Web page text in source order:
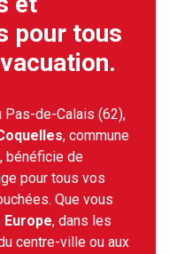
pour tous
Pas-de-Calais (62),
, commune
bénéficie de
pour tous vos
Que vous
Europe, dans les
centre-ville ou aux